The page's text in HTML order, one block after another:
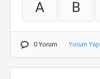
A B
0 Yorum Yorum Yap